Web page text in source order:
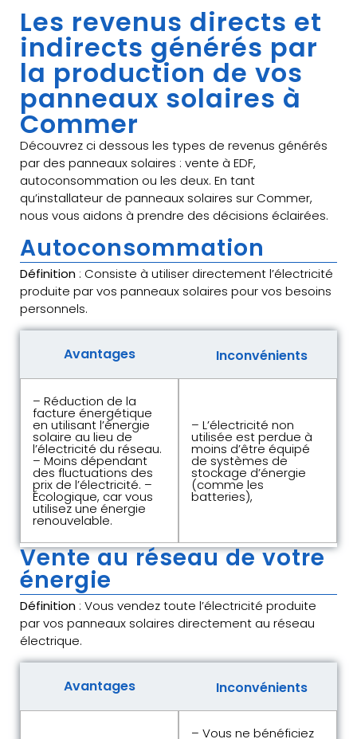
Les revenus directs et
indirects générés par
la production de vos
panneaux solaires à
Commer
Découvrez ci dessous les types de revenus générés
par des panneaux solaires : vente à EDF,
autoconsommation ou les deux. En tant
qu’installateur de panneaux solaires sur Commer,
nous vous aidons à prendre des décisions éclairées.
Autoconsommation
Définition : Consiste à utiliser directement l’électricité
produite par vos panneaux solaires pour vos besoins
personnels.
Avantages Inconvénients
– Réduction de la
facture énergétique
en utilisant l’énergie
solaire au lieu de
l’électricité du réseau.
– Moins dépendant
des fluctuations des
prix de l’électricité. –
Écologique, car vous
utilisez une énergie
renouvelable.
– L’électricité non
utilisée est perdue à
moins d’être équipé
de systèmes de
stockage d’énergie
(comme les
batteries),
Vente au réseau de votre
énergie
Définition : Vous vendez toute l’électricité produite
par vos panneaux solaires directement au réseau
électrique.
Avantages Inconvénients
– Vous ne bénéficiez